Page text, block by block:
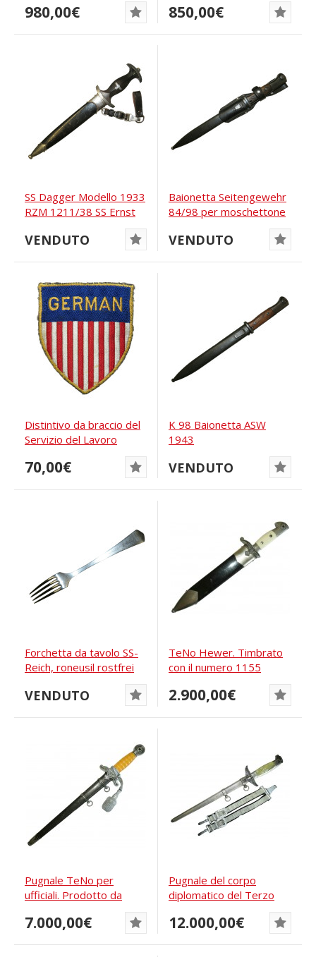
980,00€ 850,00€
SS Dagger Modello 1933
RZM 1211/38 SS Ernst
VENDUTO
Baionetta Seitengewehr
84/98 per moschettone
VENDUTO
Distintivo da braccio del
Servizio del Lavoro
70,00€
K 98 Baionetta ASW
1943
VENDUTO
Forchetta da tavolo SS-
Reich, roneusil rostfrei
VENDUTO
TeNo Hewer. Timbrato
con il numero 1155
2.900,00€
Pugnale TeNo per
ufficiali. Prodotto da
7.000,00€
Pugnale del corpo
diplomatico del Terzo
12.000,00€